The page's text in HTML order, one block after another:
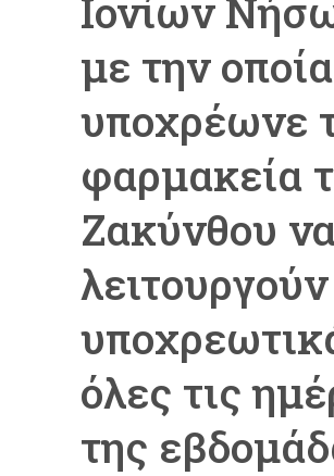
Ιονίων
με την οποία
υποχρέωνε
φαρμακεία
Ζακύνθου
λειτουργούν
όλες τις
της